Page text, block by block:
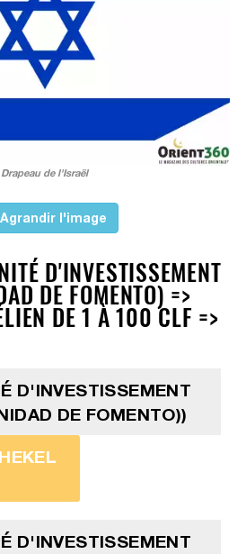
Drapeau de l'Israël
Agrandir l'image
D'INVESTISSEMENT
DE FOMENTO) =>
DE 1 À 100 CLF =>
D'INVESTISSEMENT
DE FOMENTO))
D'INVESTISSEMENT